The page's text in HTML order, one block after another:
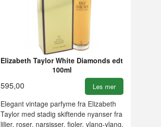
Elizabeth Taylor White Diamonds edt
100ml
595,00 Les mer
Elegant vintage parfyme fra Elizabeth
Taylor med stadig skiftende nyanser fra
liljer, roser, narsisser, fioler, ylang-ylang,